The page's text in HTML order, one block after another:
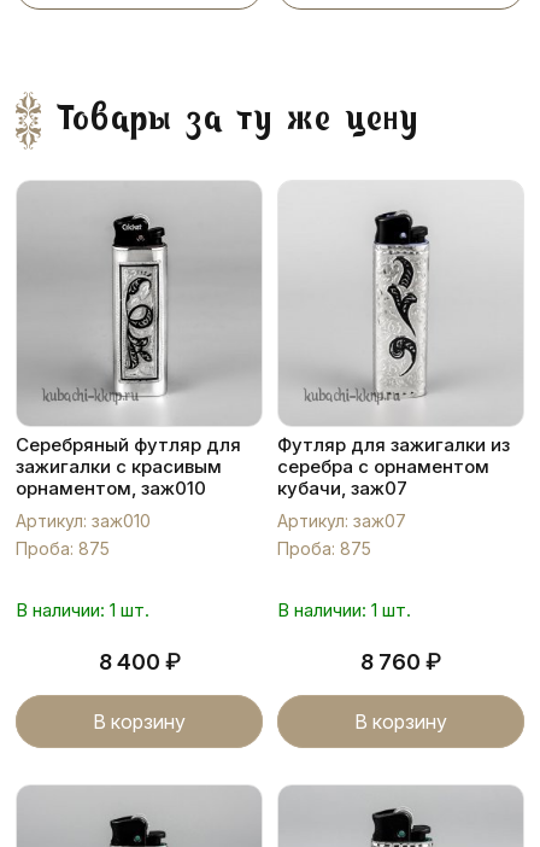
Товары за ту же цену
Серебряный футляр для
зажигалки с красивым
орнаментом, заж010
Артикул: заж010
Проба: 875
В наличии: 1 шт.
8 400 ₽
В корзину
Футляр для зажигалки из
серебра с орнаментом
кубачи, заж07
Артикул: заж07
Проба: 875
В наличии: 1 шт.
8 760 ₽
В корзину